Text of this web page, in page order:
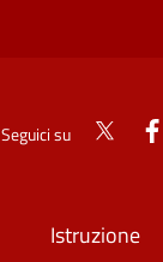
Seguici su
Istruzione